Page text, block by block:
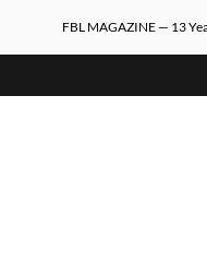
FBL MAGAZINE — 13